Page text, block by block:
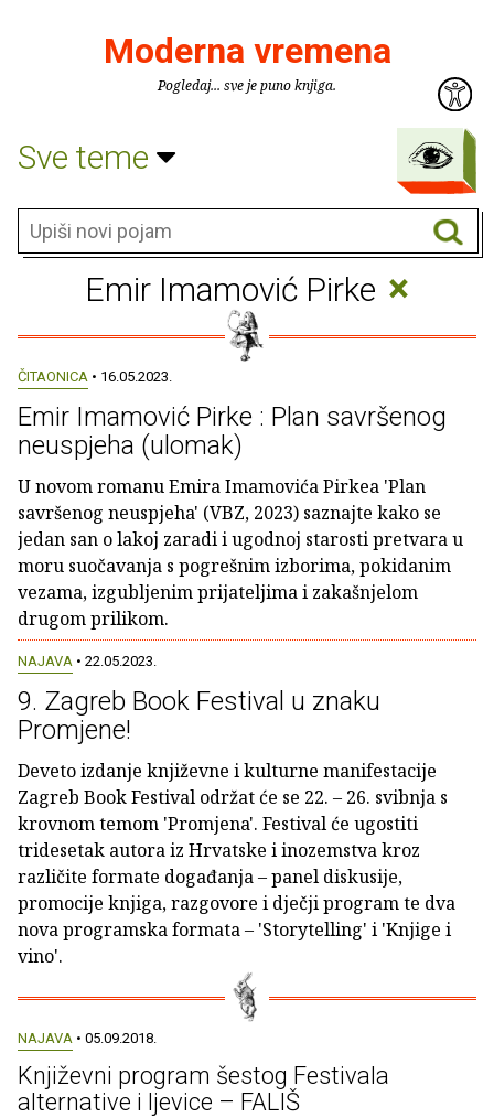
Moderna vremena
Pogledaj... sve je puno knjiga.
Sve teme
Emir Imamović Pirke ×
ČITAONICA • 16.05.2023.
Emir Imamović Pirke : Plan savršenog
neuspjeha (ulomak)
U novom romanu Emira Imamovića Pirkea 'Plan
savršenog neuspjeha' (VBZ, 2023) saznajte kako se
jedan san o lakoj zaradi i ugodnoj starosti pretvara u
moru suočavanja s pogrešnim izborima, pokidanim
vezama, izgubljenim prijateljima i zakašnjelom
drugom prilikom.
NAJAVA • 22.05.2023.
9. Zagreb Book Festival u znaku
Promjene!
Deveto izdanje književne i kulturne manifestacije
Zagreb Book Festival održat će se 22. – 26. svibnja s
krovnom temom 'Promjena'. Festival će ugostiti
tridesetak autora iz Hrvatske i inozemstva kroz
različite formate događanja – panel diskusije,
promocije knjiga, razgovore i dječji program te dva
nova programska formata – 'Storytelling' i 'Knjige i
vino'.
NAJAVA • 05.09.2018.
Književni program šestog Festivala
alternative i ljevice – FALIŠ